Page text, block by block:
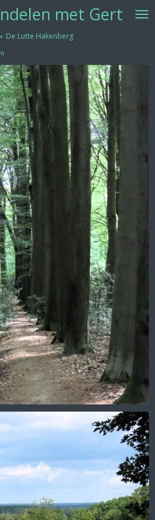
met Gert
» De Lutte Hakenberg